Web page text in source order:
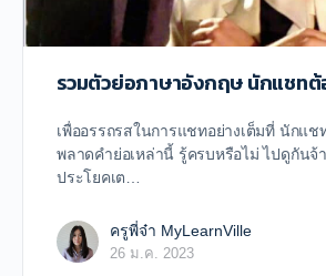
รวมตัวย่อภาษาอังกฤษ นักแชทต้
เพื่ออรรถรสในการแชทอย่างเต็มที่ นักแช
พลาดคำย่อเหล่านี้ รู้ครบหรือไม่ ไปดูกันจ้
ประโยคเต…
ครูพี่จ๋า MyLearnVille
26 ม.ค. 2023